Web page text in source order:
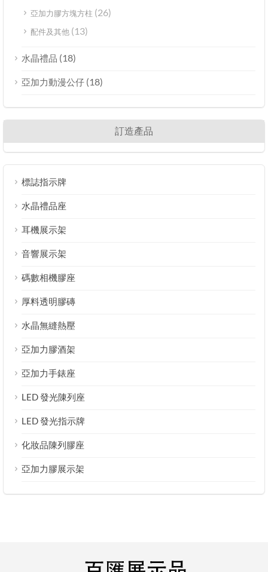
亞加力膠方塊方柱 (26)
配件及其他 (13)
水晶禮品 (18)
亞加力動漫公仔 (18)
訂造產品
標誌指示牌
水晶禮品座
耳機展示架
音響展示架
碼數相機膠座
厚料透明膠磚
水晶無縫熱壓
亞加力膠酒架
亞加力手錶座
LED 發光陳列座
LED 發光指示牌
化妝品陳列膠座
亞加力膠展示架